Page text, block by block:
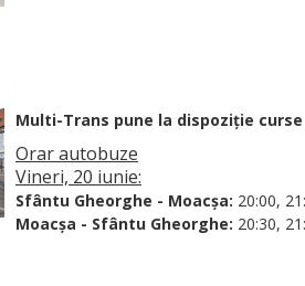
Multi-Trans pune la dispoziție
Orar autobuze
Vineri, 20 iunie:
Sfântu Gheorghe - Moacșa: 20:00,
Moacșa - Sfântu Gheorghe: 20:30,